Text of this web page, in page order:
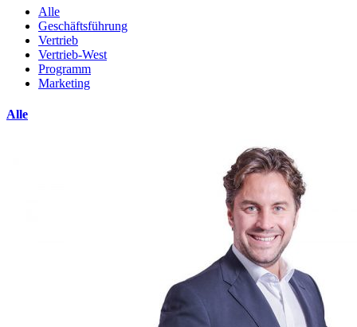
Alle
Geschäftsführung
Vertrieb
Vertrieb-West
Programm
Marketing
Alle